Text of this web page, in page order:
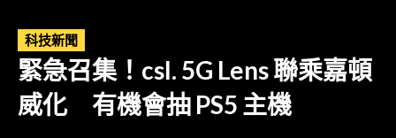
科技新聞
緊急召集！csl. 5G Lens 聯乘嘉頓
威化 有機會抽 PS5 主機